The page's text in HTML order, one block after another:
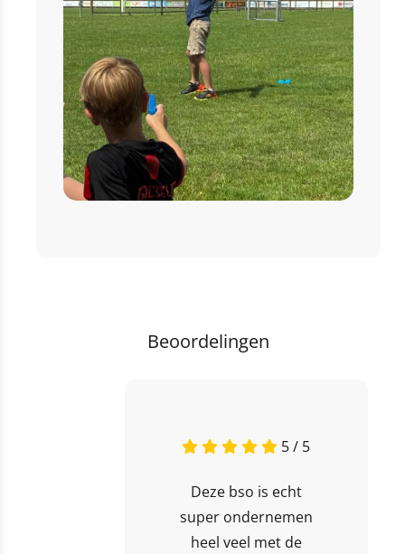
Beoordelingen
5 / 5
Deze bso is echt
super ondernemen
heel veel met de